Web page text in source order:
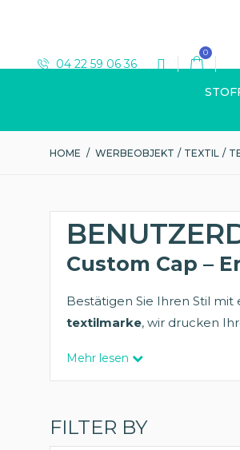
04 22 59 06 36
0
HOME / WERBEOBJEKT / TEXTIL /
Custom Cap –
Bestätigen Sie Ihren Stil mit
textilmarke, wir drucken
Mehr lesen
FILTER BY